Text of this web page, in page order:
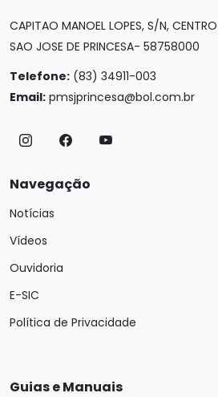
CAPITAO MANOEL LOPES, S/N, CENTRO
SAO JOSE DE PRINCESA- 58758000
Telefone: (83) 34911-003
Email: pmsjprincesa@bol.com.br
Navegação
Notícias
Vídeos
Ouvidoria
E-SIC
Política de Privacidade
Guias e Manuais